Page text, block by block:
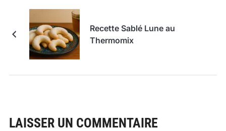
Recette Sablé Lune au
Thermomix
LAISSER UN COMMENTAIRE